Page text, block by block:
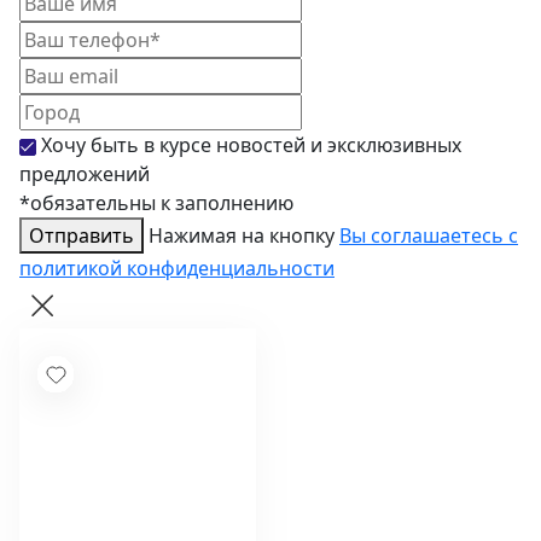
Диваны
Аксессуары
Хочу быть в курсе новостей и эксклюзивных
предложений
*обязательны к заполнению
Отправить
Нажимая на кнопку Вы соглашаетесь с
политикой конфиденциальности